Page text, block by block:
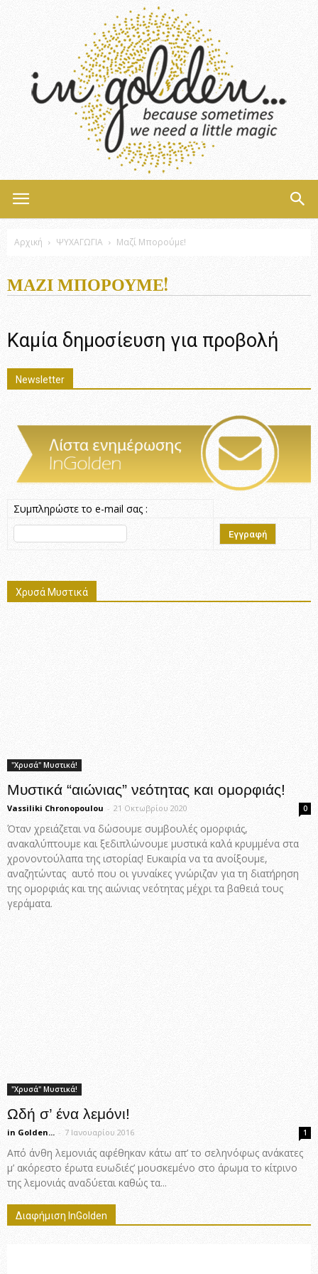
Αρχική ΨΥΧΑΓΩΓΙΑ Μαζί Μπορούμε!
ΜΑΖΊ ΜΠΟΡΟΎΜΕ!
Καμία δημοσίευση για προβολή
Newsletter
Συμπληρώστε το e-mail σας :
Χρυσά Μυστικά
"Χρυσά" Μυστικά!
Μυστικά “αιώνιας” νεότητας και ομορφιάς!
Vassiliki Chronopoulou - 21 Οκτωβρίου 2020 0
Όταν χρειάζεται να δώσουμε συμβουλές ομορφιάς,
ανακαλύπτουμε και ξεδιπλώνουμε μυστικά καλά κρυμμένα στα
χρονοντούλαπα της ιστορίας! Ευκαιρία να τα ανοίξουμε,
αναζητώντας αυτό που οι γυναίκες γνώριζαν για τη διατήρηση
της ομορφιάς και της αιώνιας νεότητας μέχρι τα βαθειά τους
γεράματα.
"Χρυσά" Μυστικά!
Ωδή σ’ ένα λεμόνι!
in Golden... - 7 Ιανουαρίου 2016 1
Από άνθη λεμονιάς αφέθηκαν κάτω απ’ το σεληνόφως ανάκατες
μ’ ακόρεστο έρωτα ευωδιές’ μουσκεμένο στο άρωμα το κίτρινο
της λεμονιάς αναδύεται καθώς τα...
Διαφήμιση InGolden